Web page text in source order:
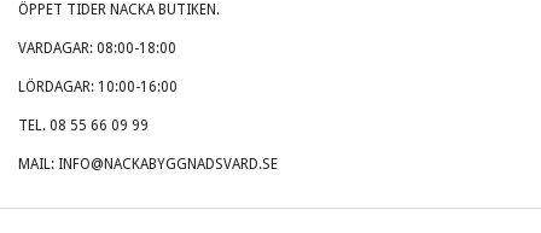
ÖPPET TIDER NACKA BUTIKEN.
VARDAGAR: 08:00-18:00
LÖRDAGAR: 10:00-16:00
TEL. 08 55 66 09 99
MAIL: INFO@NACKABYGGNADSVARD.SE